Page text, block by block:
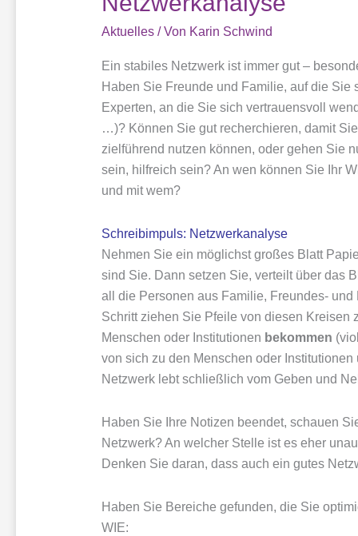
Aktuelles/ Von Karin Schwind
Ein stabiles Netzwerk ist immer gut –
Haben Sie Freunde und Familie, auf die
Experten, an die Sie sich vertrauensvoll
…)? Können Sie gut recherchieren, damit
zielführend nutzen können, oder gehen Sie
sein, hilfreich sein? An wen können Sie Ihr
und mit wem?
Schreibimpuls: Netzwerkanalyse
Nehmen Sie ein möglichst großes Blatt
sind Sie. Dann setzen Sie, verteilt über das
all die Personen aus Familie, Freundes-
Schritt ziehen Sie Pfeile von diesen Kreisen
Menschen oder Institutionen bekommen
von sich zu den Menschen oder
Netzwerk lebt schließlich vom Geben und
Haben Sie Ihre Notizen beendet, schauen
Netzwerk? An welcher Stelle ist es eher
Denken Sie daran, dass auch ein gutes
Haben Sie Bereiche gefunden, die Sie
WIE: